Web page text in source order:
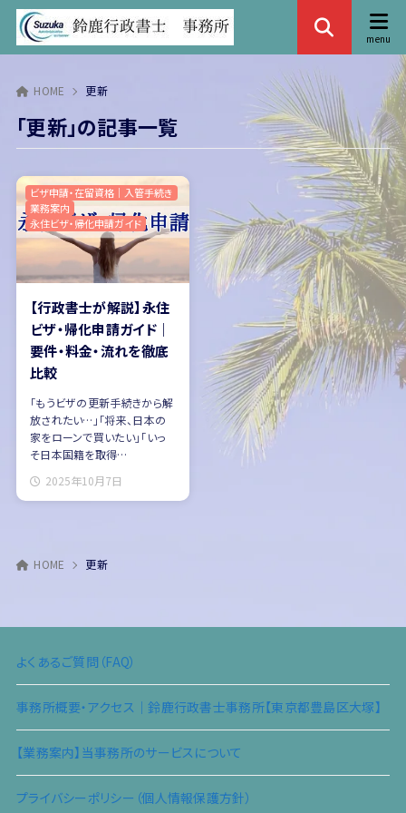
HOME 更新
「更新」の記事一覧
【行政書士が解説】永住
ビザ・帰化申請ガイド｜
要件・料金・流れを徹底
比較
「もうビザの更新手続きから解
放されたい…」「将来、日本の
家をローンで買いたい」「いっ
そ日本国籍を取得…
2025年10月7日
ビザ申請・在留資格｜入管手続き
業務案内
永住ビザ・帰化申請ガイド
HOME 更新
よくあるご質問（FAQ）
事務所概要・アクセス｜鈴鹿行政書士事務所【東京都豊島区大塚】
【業務案内】当事務所のサービスについて
プライバシーポリシー（個人情報保護方針）